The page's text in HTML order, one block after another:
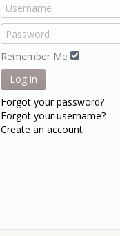
Remember Me
Log in
Forgot your password?
Forgot your username?
Create an account